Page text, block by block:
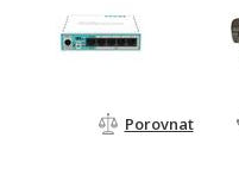
Porovnat